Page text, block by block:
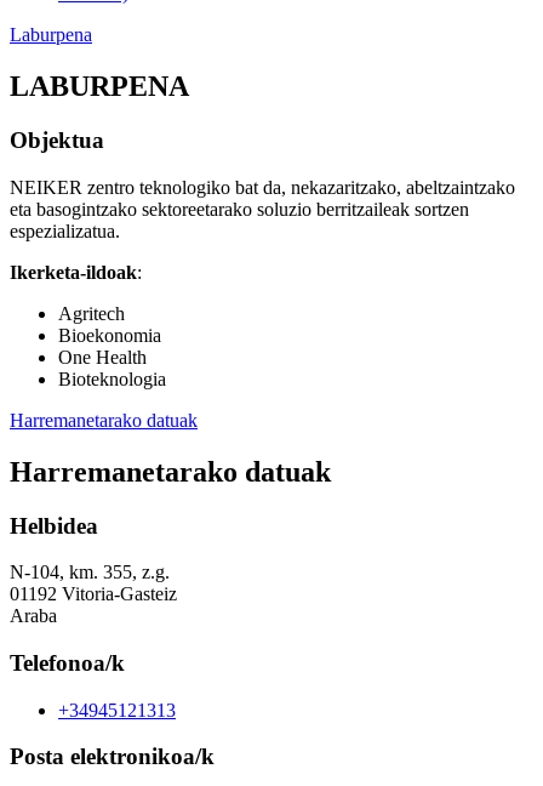
Laburpena
LABURPENA
Objektua
NEIKER zentro teknologiko bat da, nekazaritzako, abeltzaintzako
eta basogintzako sektoreetarako soluzio berritzaileak sortzen
espezializatua.
Ikerketa-ildoak:
Agritech
Bioekonomia
One Health
Bioteknologia
Harremanetarako datuak
Harremanetarako datuak
Helbidea
N-104, km. 355, z.g.
01192 Vitoria-Gasteiz
Araba
Telefonoa/k
+34945121313
Posta elektronikoa/k